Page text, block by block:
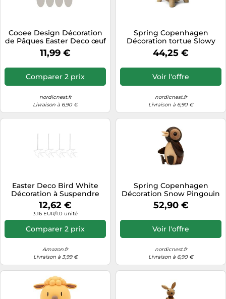
Téléphonie
Téléviseurs
Télévision & vidéo
Cooee Design Décoration
de Pâques Easter Deco œuf
Lot de 4 White
11,99 €
Comparer 2 prix
nordicnest.fr
Livraison à 6,90 €
Spring Copenhagen
Décoration tortue Slowy
Chêne-frêne
44,25 €
Voir l'offre
nordicnest.fr
Livraison à 6,90 €
Easter Deco Bird White
Décoration à Suspendre
pour Pâques
12,62 €
3.16 EUR/1.0 unité
Comparer 2 prix
Amazon.fr
Livraison à 3,99 €
Spring Copenhagen
Décoration Snow Pingouin
7 cm Marron
52,90 €
Voir l'offre
nordicnest.fr
Livraison à 6,90 €